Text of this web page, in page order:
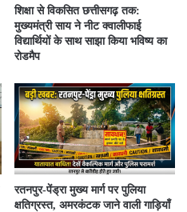
शिक्षा से विकसित छत्तीसगढ़ तक:
मुख्यमंत्री साय ने नीट क्वालीफाई
विद्यार्थियों के साथ साझा किया भविष्य का
रोडमैप
रतनपुर-पेंड्रा मुख्य मार्ग पर पुलिया
क्षतिग्रस्त, अमरकंटक जाने वाली गाड़ियाँ